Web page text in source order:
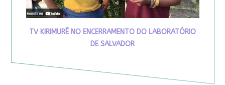
TV KIRIMURÊ NO ENCERRAMENTO DO LABORATÓRIO
DE SALVADOR